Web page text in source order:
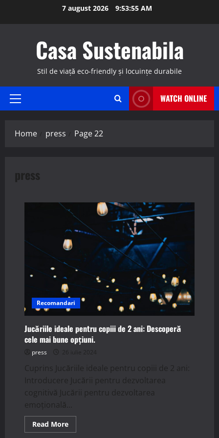
7 august 2026 9:53:56 AM
Casa Sustenabila
Stil de viață eco-friendly și locuințe durabile
Primary
WATCH ONLINE
Home press Page 22
press
Recomandari
Jucăriile ideale pentru copiii de 2 ani: Descoperă
cele mai bune opțiuni.
press 26 iulie 2024
Cuprins Jucăriile ideale pentru copiii de 2 ani:
Introducere Jucării pentru dezvoltarea
cognitivă Jucării pentru dezvoltarea
emoțională...
Read MoreRead
more